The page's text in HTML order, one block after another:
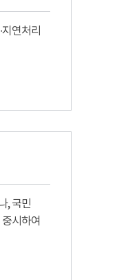
연처리
, 국민
시하여